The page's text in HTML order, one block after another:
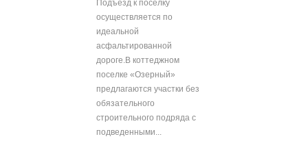
Подъезд к поселку
осуществляется по
идеальной
асфальтированной
дороге.В коттеджном
поселке «Озерный»
предлагаются участки без
обязательного
строительного подряда с
подведенными...